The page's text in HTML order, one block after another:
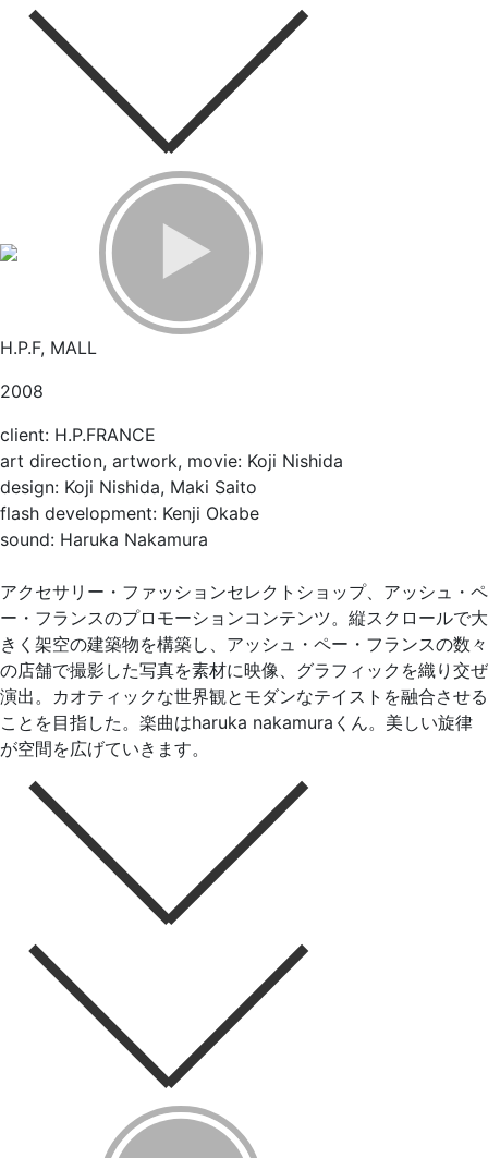
H.P.F, MALL
2008
client: H.P.FRANCE
art direction, artwork, movie: Koji Nishida
design: Koji Nishida, Maki Saito
flash development: Kenji Okabe
sound: Haruka Nakamura
アクセサリー・ファッションセレクトショップ、アッシュ・ペ
ー・フランスのプロモーションコンテンツ。縦スクロールで大
きく架空の建築物を構築し、アッシュ・ペー・フランスの数々
の店舗で撮影した写真を素材に映像、グラフィックを織り交ぜ
演出。カオティックな世界観とモダンなテイストを融合させる
ことを目指した。楽曲はharuka nakamuraくん。美しい旋律
が空間を広げていきます。